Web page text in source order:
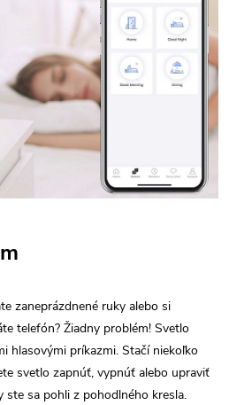
zaneprázdnené ruky alebo si
telefón? Žiadny problém! Svetlo
hlasovými príkazmi. Stačí niekoľko
svetlo zapnúť, vypnúť alebo upraviť
ste sa pohli z pohodlného kresla.